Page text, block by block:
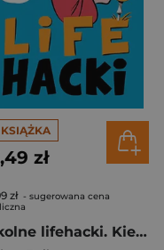
KSIĄŻKA
zł
zł - sugerowana cena
Szkolne lifehacki. Kiedy szkoła cię wkurza, a ty chcesz robić to, co kochasz